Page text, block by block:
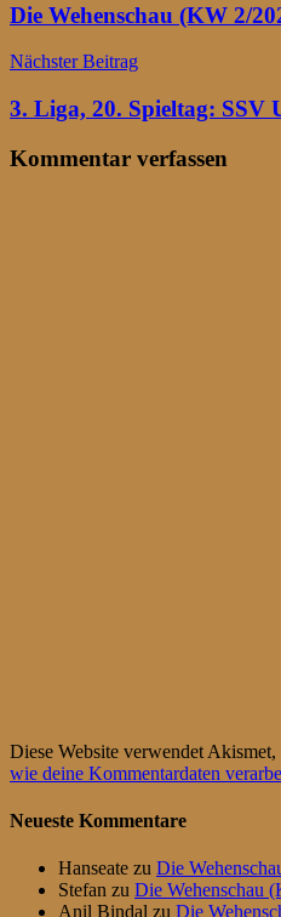
Die Wehenschau (KW 2/
Nächster Beitrag
3. Liga, 20. Spieltag: SSV
Kommentar verfassen
Diese Website verwendet
wie deine Kommentardaten
Neueste Kommentare
Hanseate zu Die
Stefan zu Die Wehenschau
Anil Bindal zu Die